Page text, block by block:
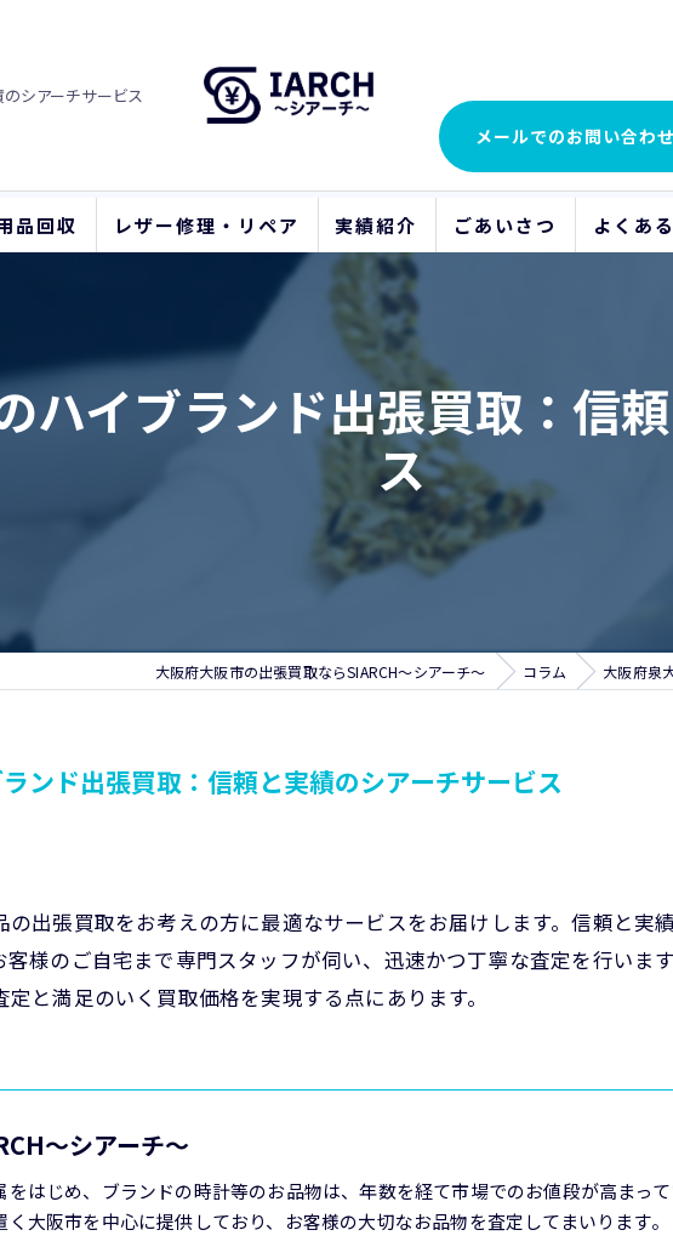
シアーチサービス
メールでのお問い合わ
品回収 レザー修理・リペア 実績紹介 ごあいさつ よくあ
ハイブランド出張買取：信
ス
大阪府大阪市の出張買取ならSIARCH～シアーチ～ コラム 大阪府泉
ンド出張買取：信頼と実績のシアーチサービス
出張買取をお考えの方に最適なサービスをお届けします。信頼と実
客様のご自宅まで専門スタッフが伺い、迅速かつ丁寧な査定を行いま
と満足のいく買取価格を実現する点にあります。
～シアーチ～
をはじめ、ブランドの時計等のお品物は、年数を経て市場でのお値段が高まっ
く大阪市を中心に提供しており、お客様の大切なお品物を査定してまいります。